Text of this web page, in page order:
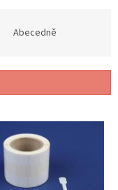
Abecedně